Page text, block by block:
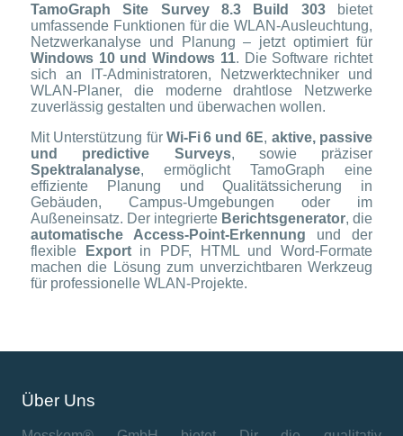
TamoGraph Site Survey 8.3 Build 303bietet
umfassende Funktionen für die WLAN-Ausleuchtung,
Netzwerkanalyse und Planung – jetzt optimiert für
Windows 10 und Windows 11. Die Software richtet
sich an IT-Administratoren, Netzwerktechniker und
WLAN-Planer, die moderne drahtlose Netzwerke
zuverlässig gestalten und überwachen wollen.
Mit Unterstützung für Wi-Fi 6 und 6E, aktive, passive
und predictive Surveys, sowie präziser
Spektralanalyse, ermöglicht TamoGraph eine
effiziente Planung und Qualitätssicherung in
Gebäuden, Campus-Umgebungen oder im
Außeneinsatz. Der integrierte Berichtsgenerator, die
automatische Access-Point-Erkennung und der
flexible
Exportin PDF, HTML und Word-Formate
machen die Lösung zum unverzichtbaren Werkzeug
für professionelle WLAN-Projekte.
Über Uns